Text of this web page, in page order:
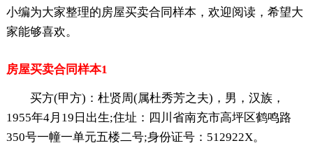
小编为大家整理的房屋买卖合同样本，欢迎阅读，希望大
家能够喜欢。
房屋买卖合同样本1
买方(甲方)：杜贤周(属杜秀芳之夫)，男，汉族，
1955年4月19日出生;住址：四川省南充市高坪区鹤鸣路
350号一幢一单元五楼二号;身份证号：512922X。